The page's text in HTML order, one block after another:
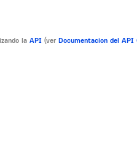
la API (ver Documentacion del API